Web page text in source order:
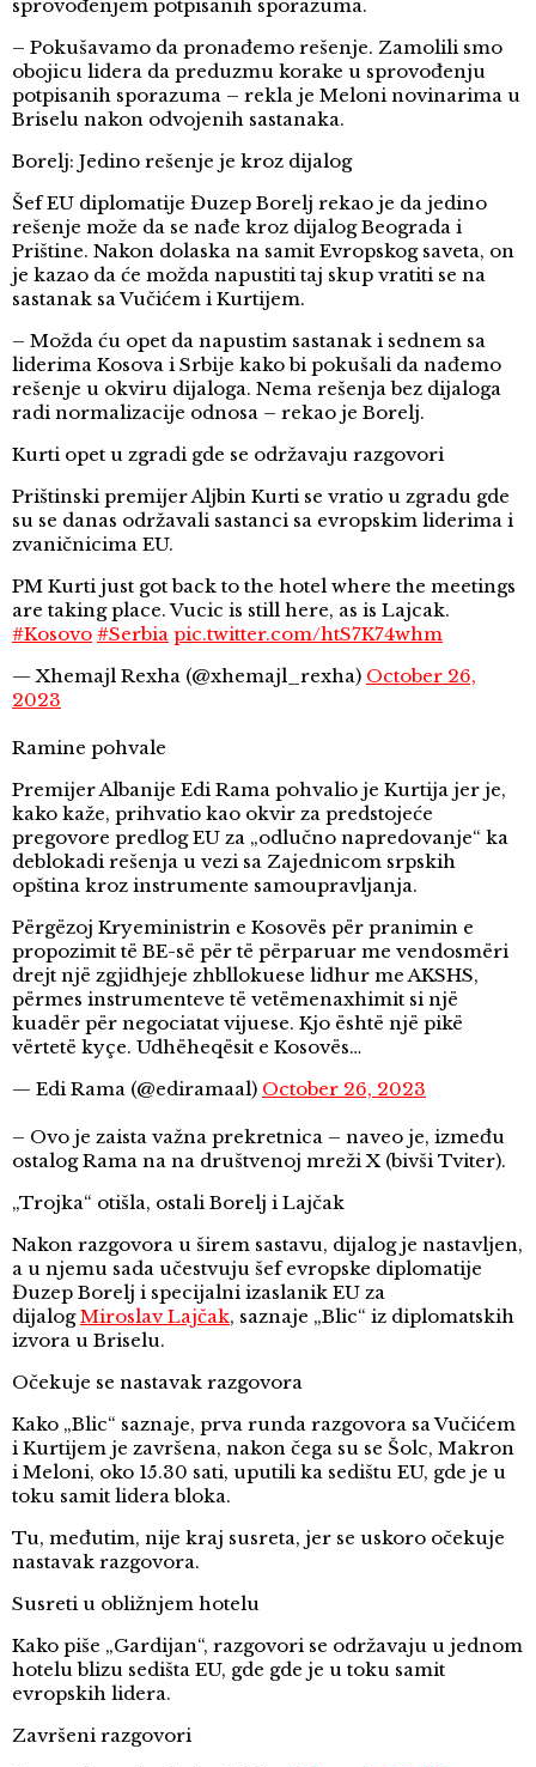
sprovođenjem potpisanih sporazuma.
– Pokušavamo da pronađemo rešenje. Zamolili smo
obojicu lidera da preduzmu korake u sprovođenju
potpisanih sporazuma – rekla je Meloni novinarima u
Briselu nakon odvojenih sastanaka.
Borelj: Jedino rešenje je kroz dijalog
Šef EU diplomatije Đuzep Borelj rekao je da jedino
rešenje može da se nađe kroz dijalog Beograda i
Prištine. Nakon dolaska na samit Evropskog saveta, on
je kazao da će možda napustiti taj skup vratiti se na
sastanak sa Vučićem i Kurtijem.
– Možda ću opet da napustim sastanak i sednem sa
liderima Kosova i Srbije kako bi pokušali da nađemo
rešenje u okviru dijaloga. Nema rešenja bez dijaloga
radi normalizacije odnosa – rekao je Borelj.
Kurti opet u zgradi gde se održavaju razgovori
Prištinski premijer Aljbin Kurti se vratio u zgradu gde
su se danas održavali sastanci sa evropskim liderima i
zvaničnicima EU.
PM Kurti just got back to the hotel where the meetings
are taking place. Vucic is still here, as is Lajcak.
#Kosovo #Serbia pic.twitter.com/htS7K74whm
— Xhemajl Rexha (@xhemajl_rexha) October 26,
2023
Ramine pohvale
Premijer Albanije Edi Rama pohvalio je Kurtija jer je,
kako kaže, prihvatio kao okvir za predstojeće
pregovore predlog EU za „odlučno napredovanje“ ka
deblokadi rešenja u vezi sa Zajednicom srpskih
opština kroz instrumente samoupravljanja.
Përgëzoj Kryeministrin e Kosovës për pranimin e
propozimit të BE-së për të përparuar me vendosmëri
drejt një zgjidhjeje zhbllokuese lidhur me AKSHS,
përmes instrumenteve të vetëmenaxhimit si një
kuadër për negociatat vijuese. Kjo është një pikë
vërtetë kyçe. Udhëheqësit e Kosovës…
— Edi Rama (@ediramaal) October 26, 2023
– Ovo je zaista važna prekretnica – naveo je, između
ostalog Rama na na društvenoj mreži X (bivši Tviter).
„Trojka“ otišla, ostali Borelj i Lajčak
Nakon razgovora u širem sastavu, dijalog je nastavljen,
a u njemu sada učestvuju šef evropske diplomatije
Đuzep Borelj i specijalni izaslanik EU za
dijalogMiroslav Lajčak, saznaje „Blic“ iz diplomatskih
izvora u Briselu.
Očekuje se nastavak razgovora
Kako „Blic“ saznaje, prva runda razgovora sa Vučićem
i Kurtijem je završena, nakon čega su se Šolc, Makron
i Meloni, oko 15.30 sati, uputili ka sedištu EU, gde je u
toku samit lidera bloka.
Tu, međutim, nije kraj susreta, jer se uskoro očekuje
nastavak razgovora.
Susreti u obližnjem hotelu
Kako piše „Gardijan“, razgovori se održavaju u jednom
hotelu blizu sedišta EU, gde gde je u toku samit
evropskih lidera.
Završeni razgovori